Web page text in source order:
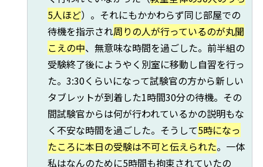
5人ほど）。それにもかかわらず同じ部屋での
待機を指示され周りの人が行っているのが丸聞
こえの中、無意味な時間を過ごした。前半組の
受験終了後にようやく別室に移動し自習を行っ
た。3:30くらいになって試験官の方から新しい
タブレットが到着した1時間30分の待機。その
間試験官からは何が行われているかの説明もな
く不安な時間を過ごした。そうして5時になっ
たころに本日の受験は不可と伝えられた。一体
私はなんのために5時間も拘束されていたの